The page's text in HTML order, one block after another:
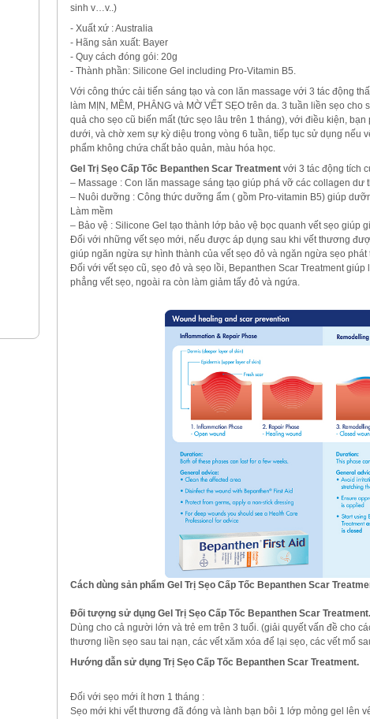
sinh v…v..)
- Xuất xứ : Australia
- Hãng sản xuất: Bayer
- Quy cách đóng gói: 20g
- Thành phần: Silicone Gel including Pro-Vitamin B5.
Với công thức cải tiến sáng tạo và con lăn massage với 3 tác động
làm MỊN, MỀM, PHẲNG và MỜ VẾT SẸO trên da. 3 tuần liền sẹo
quả cho sẹo cũ biến mất (tức sẹo lâu trên 1 tháng), với điều kiện,
dưới, và chờ xem sự kỳ diệu trong vòng 6 tuần, tiếp tục sử dụng nếu
phẩm không chứa chất bảo quản, màu hóa học.
Gel Trị Sẹo Cấp Tốc Bepanthen Scar Treatment với 3 tác động tích
– Massage : Con lăn massage sáng tạo giúp phá vỡ các collagen dư
– Nuôi dưỡng : Công thức dưỡng ẩm ( gồm Pro-vitamin B5) giúp
Làm mềm
– Bảo vệ : Silicone Gel tạo thành lớp bảo vệ bọc quanh vết sẹo giúp
Đối với những vết sẹo mới, nếu được áp dụng sau khi vết thương
giúp ngăn ngừa sự hình thành của vết sẹo đỏ và ngăn ngừa sẹo phát
Đối với vết sẹo cũ, sẹo đỏ và sẹo lồi, Bepanthen Scar Treatment giúp
phẳng vết sẹo, ngoài ra còn làm giảm tấy đỏ và ngứa.
Cách dùng sản phẩm Gel Trị Sẹo Cấp Tốc Bepanthen Scar
Đối tượng sử dụng Gel Trị Sẹo Cấp Tốc Bepanthen Scar Treatment.
Dùng cho cả người lớn và trẻ em trên 3 tuổi. (giải quyết vấn đề cho
thương liền sẹo sau tai nạn, các vết xăm xóa để lại sẹo, các vết mổ
Hướng dẫn sử dụng Trị Sẹo Cấp Tốc Bepanthen Scar Treatment.
Đối với sẹo mới ít hơn 1 tháng :
Sẹo mới khi vết thương đã đóng và lành bạn bôi 1 lớp mỏng gel lên